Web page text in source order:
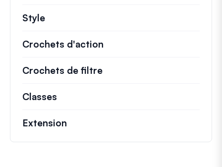
Style
Crochets d'action
Crochets de filtre
Classes
Extension